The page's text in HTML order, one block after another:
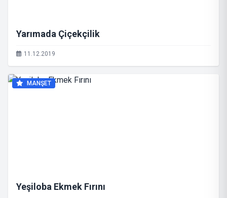
Yarımada Çiçekçilik
11.12.2019
MANŞET
Yeşiloba Ekmek Fırını